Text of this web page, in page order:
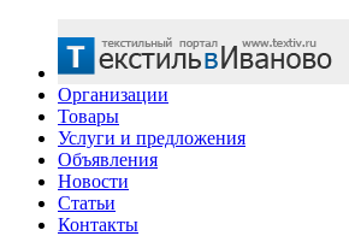
Организации
Товары
Услуги и предложения
Объявления
Новости
Статьи
Контакты